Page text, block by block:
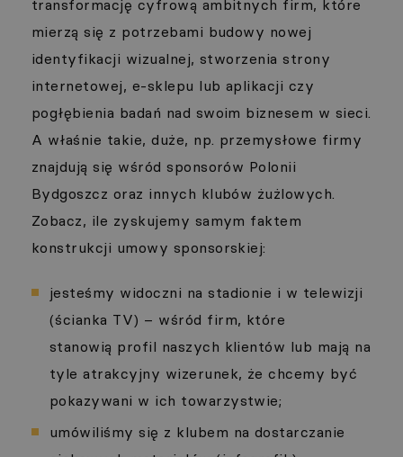
transformację cyfrową ambitnych firm, które
mierzą się z potrzebami budowy nowej
identyfikacji wizualnej, stworzenia strony
internetowej, e-sklepu lub aplikacji czy
pogłębienia badań nad swoim biznesem w sieci.
A właśnie takie, duże, np. przemysłowe firmy
znajdują się wśród sponsorów Polonii
Bydgoszcz oraz innych klubów żużlowych.
Zobacz, ile zyskujemy samym faktem
konstrukcji umowy sponsorskiej:
jesteśmy widoczni na stadionie i w telewizji
(ścianka TV) – wśród firm, które
stanowią profil naszych klientów lub mają na
tyle atrakcyjny wizerunek, że chcemy być
pokazywani w ich towarzystwie;
umówiliśmy się z klubem na dostarczanie